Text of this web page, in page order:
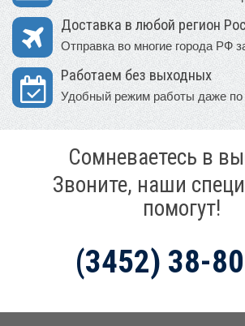
Доставка в любой регион
Отправка во многие города РФ
Работаем без выходных
Удобный режим работы даже по
Сомневаетесь в
Звоните, наши
помогут!
(3452) 38-